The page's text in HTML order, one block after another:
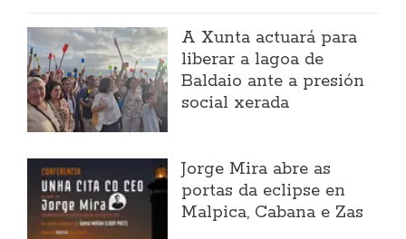
A Xunta actuará para
liberar a lagoa de
Baldaio ante a presión
social xerada
Jorge Mira abre as
portas da eclipse en
Malpica, Cabana e Zas